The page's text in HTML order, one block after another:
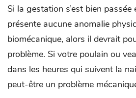
Si la gestation s’est bien passée
présente aucune anomalie
biomécanique, alors il devrait
problème. Si votre poulain ou
dans les heures qui suivent la
peut-être un problème